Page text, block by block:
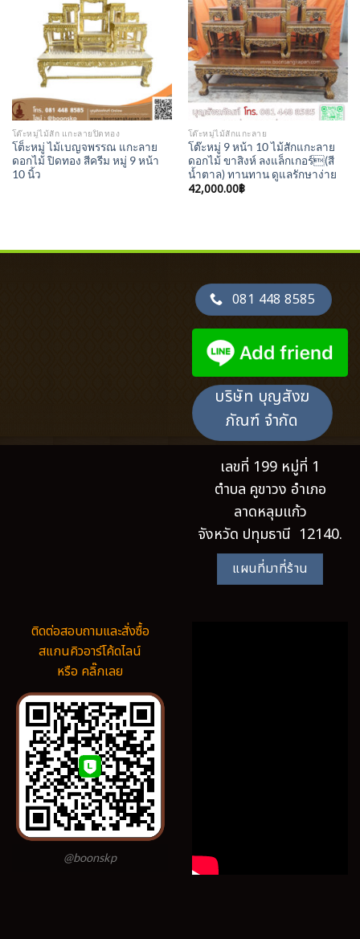
Wishlist
โต๊ะหมู่ไม้สัก แกะลายปิดทอง
โต็ะหมู่ ไม้เบญจพรรณ แกะลาย
ดอกไม้ ปิดทอง สีครีม หมู่ 9 หน้า
10 นิ้ว
Add to
Wishlist
โต๊ะหมู่ไม้สักแกะลาย
โต๊ะหมู่ 9 หน้า 10 ไม้สักแกะลาย
ดอกไม้ ขาสิงห์ ลงแล็กเกอร์(สี
น้ำตาล) ทานทาน ดูแลรักษาง่าย
42,000.00฿
081 448 8585
บริษัท บุญสังฆ
ภัณฑ์ จำกัด
เลขที่ 199 หมู่ที่ 1
ตำบล คูขาวง อำเภอ
ลาดหลุมแก้ว
จังหวัด ปทุมธานี 12140.
แผนที่มาที่ร้าน
ติดต่อสอบถามและสั่งซื้อ
สแกนคิวอาร์โค้ดไลน์
หรือ คลิ๊กเลย
@boonskp